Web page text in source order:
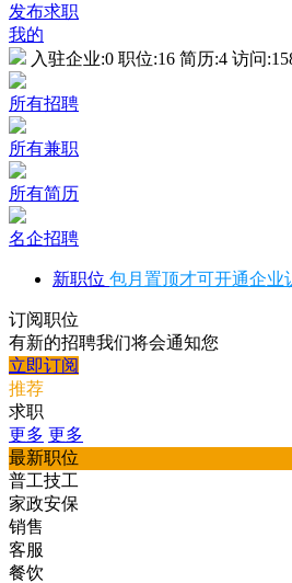
发布求职
我的
入驻企业:0 职位:16 简历:4 访问:
所有招聘
所有兼职
所有简历
名企招聘
新职位 包月置顶才可开通企业
订阅职位
有新的招聘我们将会通知您
立即订阅
推荐
求职
更多 更多
最新职位
普工技工
家政安保
销售
客服
餐饮